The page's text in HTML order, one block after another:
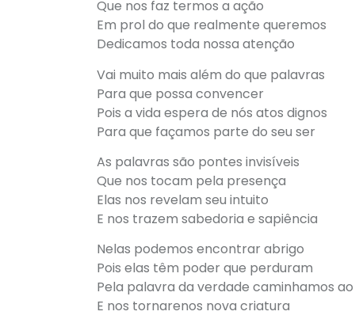
Que nos faz termos a ação
Em prol do que realmente queremos
Dedicamos toda nossa atenção
Vai muito mais além do que palavras
Para que possa convencer
Pois a vida espera de nós atos dignos
Para que façamos parte do seu ser
As palavras são pontes invisíveis
Que nos tocam pela presença
Elas nos revelam seu intuito
E nos trazem sabedoria e sapiência
Nelas podemos encontrar abrigo
Pois elas têm poder que perduram
Pela palavra da verdade caminhamos
E nos tornarenos nova criatura